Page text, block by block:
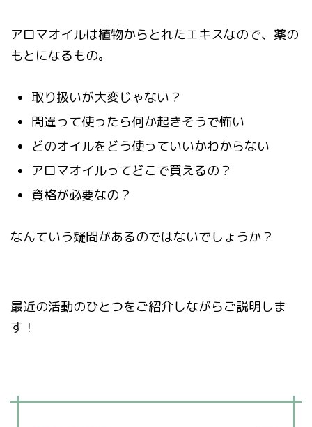
アロマオイルは植物からとれたエキスなので、薬の
もとになるもの。
取り扱いが大変じゃない？
間違って使ったら何か起きそうで怖い
どのオイルをどう使っていいかわからない
アロマオイルってどこで買えるの？
資格が必要なの？
なんていう疑問があるのではないでしょうか？
最近の活動のひとつをご紹介しながらご説明しま
す！